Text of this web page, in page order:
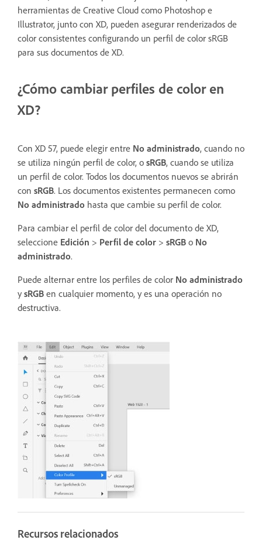
herramientas de Creative Cloud como Photoshop e
Illustrator, junto con XD, pueden asegurar renderizados de
color consistentes configurando un perfil de color sRGB
para sus documentos de XD.
¿Cómo cambiar perfiles de color en
XD?
Con XD 57, puede elegir entre No administrado, cuando no
se utiliza ningún perfil de color, o sRGB, cuando se utiliza
un perfil de color. Todos los documentos nuevos se abrirán
con sRGB. Los documentos existentes permanecen como
No administrado hasta que cambie su perfil de color.
Para cambiar el perfil de color del documento de XD,
seleccione Edición > Perfil de color > sRGB o No
administrado.
Puede alternar entre los perfiles de color No administrado
y sRGB en cualquier momento, y es una operación no
destructiva.
Recursos relacionados